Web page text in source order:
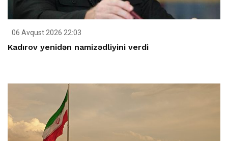
06 Avqust 2026 22:03
Kadırov yenidən namizədliyini verdi